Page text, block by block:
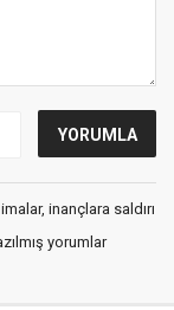
inançlara saldırı
yorumlar